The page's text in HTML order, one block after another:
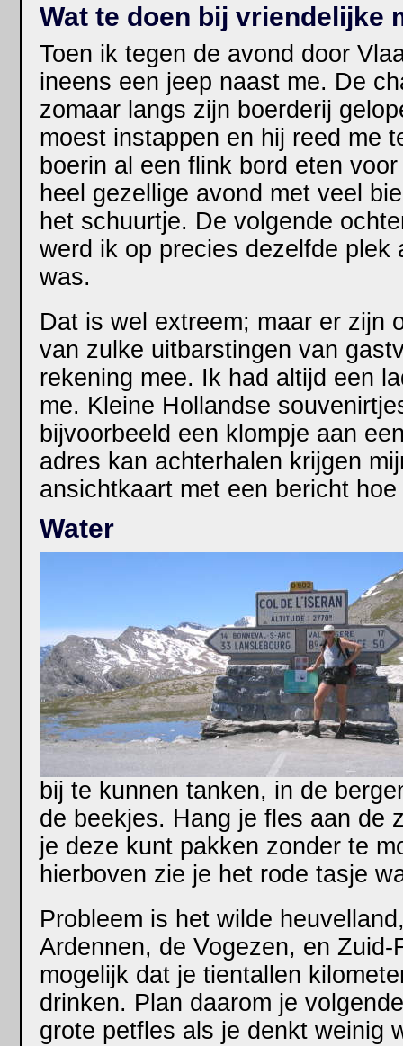
Wat te doen bij vriendelijke
Toen ik tegen de avond door
ineens een jeep naast me. De
zomaar langs zijn boerderij
moest instappen en hij reed me
boerin al een flink bord eten
heel gezellige avond met veel
het schuurtje. De volgende
werd ik op precies dezelfde plek
was.
Dat is wel extreem; maar er zijn
van zulke uitbarstingen van
rekening mee. Ik had altijd een
me. Kleine Hollandse
bijvoorbeeld een klompje aan
adres kan achterhalen krijgen
ansichtkaart met een bericht
Water
bij te kunnen tanken, in de
de beekjes. Hang je fles aan de
je deze kunt pakken zonder te
hierboven zie je het rode tasje
Probleem is het wilde
Ardennen, de Vogezen, en
mogelijk dat je tientallen
drinken. Plan daarom je
grote petfles als je denkt weinig